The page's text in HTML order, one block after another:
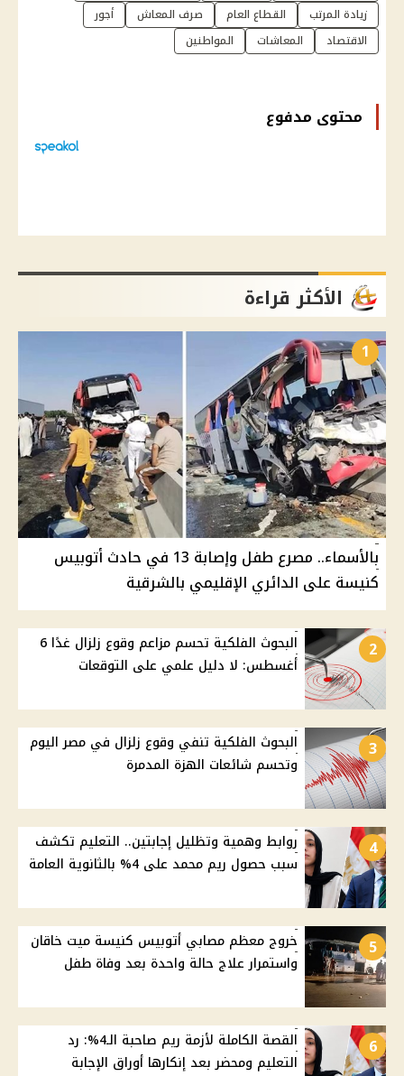
زيادة المرتب
القطاع العام صرف المعاش
أجور
الاقتصاد
المعاشات المواطنين
محتوى مدفوع
الأكثر قراءة
1
بالأسماء.. مصرع طفل وإصابة 13 في حادث أتوبيس
كنيسة على الدائري الإقليمي بالشرقية
2
البحوث الفلكية تحسم مزاعم وقوع زلزال غدًا 6
أغسطس: لا دليل علمي على التوقعات
3
البحوث الفلكية تنفي وقوع زلزال في مصر اليوم
وتحسم شائعات الهزة المدمرة
4
روابط وهمية وتظليل إجابتين.. التعليم تكشف
سبب حصول ريم محمد على 4% بالثانوية العامة
5
خروج معظم مصابي أتوبيس كنيسة ميت خاقان
واستمرار علاج حالة واحدة بعد وفاة طفل
6
القصة الكاملة لأزمة ريم صاحبة الـ4%: رد
التعليم ومحضر بعد إنكارها أوراق الإجابة